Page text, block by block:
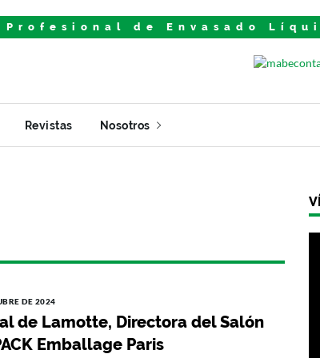
de Envasado
Revistas Nosotros
DE 2024
de Lamotte, Directora del Salón
Emballage Paris